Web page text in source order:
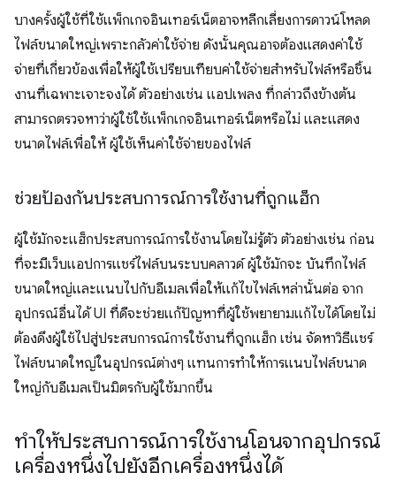
บางครั้งผู้ใช้ที่ใช้แพ็กเกจอินเทอร์เน็ตอาจหลีกเลี่ยงการดาวน์โหลด
ไฟล์ขนาดใหญ่เพราะกลัวค่าใช้จ่าย ดังนั้นคุณอาจต้องแสดงค่าใช้
จ่ายที่เกี่ยวข้องเพื่อให้ผู้ใช้เปรียบเทียบค่าใช้จ่ายสำหรับไฟล์หรือชิ้น
งานที่เฉพาะเจาะจงได้ ตัวอย่างเช่น แอปเพลง ที่กล่าวถึงข้างต้น
สามารถตรวจหาว่าผู้ใช้ใช้แพ็กเกจอินเทอร์เน็ตหรือไม่ และแสดง
ขนาดไฟล์เพื่อให้ ผู้ใช้เห็นค่าใช้จ่ายของไฟล์
ช่วยป้องกันประสบการณ์การใช้งานที่ถูกแฮ็ก
ผู้ใช้มักจะแฮ็กประสบการณ์การใช้งานโดยไม่รู้ตัว ตัวอย่างเช่น ก่อน
ที่จะมีเว็บแอปการแชร์ไฟล์บนระบบคลาวด์ ผู้ใช้มักจะ บันทึกไฟล์
ขนาดใหญ่และแนบไปกับอีเมลเพื่อให้แก้ไขไฟล์เหล่านั้นต่อ จาก
อุปกรณ์อื่นได้ UI ที่ดีจะช่วยแก้ปัญหาที่ผู้ใช้พยายามแก้ไขได้โดยไม่
ต้องดึงผู้ใช้ไปสู่ประสบการณ์การใช้งานที่ถูกแฮ็ก เช่น จัดหาวิธีแชร์
ไฟล์ขนาดใหญ่ในอุปกรณ์ต่างๆ แทนการทำให้การแนบไฟล์ขนาด
ใหญ่กับอีเมลเป็นมิตรกับผู้ใช้มากขึ้น
ทำให้ประสบการณ์การใช้งานโอนจากอุปกรณ์
เครื่องหนึ่งไปยังอีกเครื่องหนึ่งได้